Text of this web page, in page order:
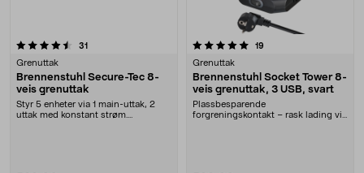
31
Grenuttak
Brennenstuhl Secure-Tec 8-
veis grenuttak
Styr 5 enheter via 1 main-uttak, 2
uttak med konstant strøm.
5.0 av 5 stjerner 19
Grenuttak
Brennenstuhl Socket Tower 8-
veis grenuttak, 3 USB, svart
Plassbesparende
forgreningskontakt – rask lading via